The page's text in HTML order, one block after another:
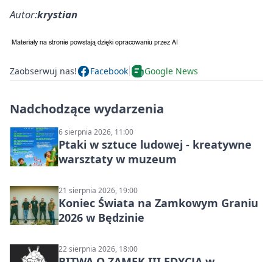
Autor:krystian
Zaobserwuj nas! Facebook Google News
Nadchodzące wydarzenia
6 sierpnia 2026, 11:00
Ptaki w sztuce ludowej - kreatywne
warsztaty w muzeum
21 sierpnia 2026, 19:00
Koniec Świata na Zamkowym Graniu
2026 w Będzinie
22 sierpnia 2026, 18:00